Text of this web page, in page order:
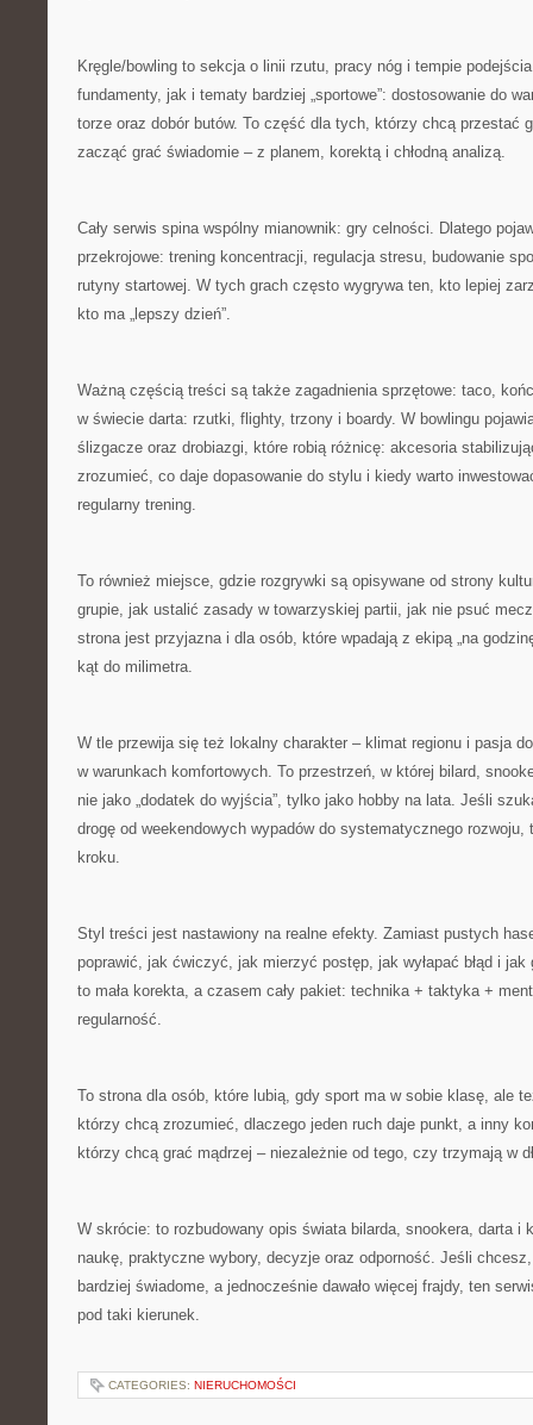
Kręgle/bowling to sekcja o linii rzutu, pracy nóg i tempie
fundamenty, jak i tematy bardziej „sportowe”: dostosowanie do
torze oraz dobór butów. To część dla tych, którzy chcą przestać
zacząć grać świadomie – z planem, korektą i chłodną analizą.
Cały serwis spina wspólny mianownik: gry celności. Dlatego
przekrojowe: trening koncentracji, regulacja stresu, budowanie
rutyny startowej. W tych grach często wygrywa ten, kto lepiej
kto ma „lepszy dzień”.
Ważną częścią treści są także zagadnienia sprzętowe: taco,
w świecie darta: rzutki, flighty, trzony i boardy. W bowlingu
ślizgacze oraz drobiazgi, które robią różnicę: akcesoria
zrozumieć, co daje dopasowanie do stylu i kiedy warto
regularny trening.
To również miejsce, gdzie rozgrywki są opisywane od strony
grupie, jak ustalić zasady w towarzyskiej partii, jak nie psuć
strona jest przyjazna i dla osób, które wpadają z ekipą „na
kąt do milimetra.
W tle przewija się też lokalny charakter – klimat regionu i pasja
w warunkach komfortowych. To przestrzeń, w której bilard,
nie jako „dodatek do wyjścia”, tylko jako hobby na lata. Jeśli
drogę od weekendowych wypadów do systematycznego rozwoju,
kroku.
Styl treści jest nastawiony na realne efekty. Zamiast pustych
poprawić, jak ćwiczyć, jak mierzyć postęp, jak wyłapać błąd i
to mała korekta, a czasem cały pakiet: technika + taktyka +
regularność.
To strona dla osób, które lubią, gdy sport ma w sobie klasę, ale
którzy chcą zrozumieć, dlaczego jeden ruch daje punkt, a inny
którzy chcą grać mądrzej – niezależnie od tego, czy trzymają w
W skrócie: to rozbudowany opis świata bilarda, snookera, darta i
naukę, praktyczne wybory, decyzje oraz odporność. Jeśli chcesz,
bardziej świadome, a jednocześnie dawało więcej frajdy, ten
pod taki kierunek.
CATEGORIES: NIERUCHOMOŚCI